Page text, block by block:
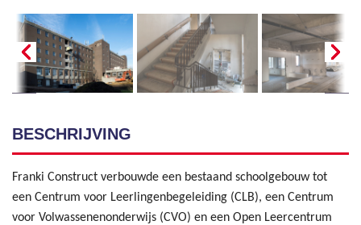
BESCHRIJVING
Franki Construct verbouwde een bestaand schoolgebouw tot
een Centrum voor Leerlingenbegeleiding (CLB), een Centrum
voor Volwassenenonderwijs (CVO) en een Open Leercentrum